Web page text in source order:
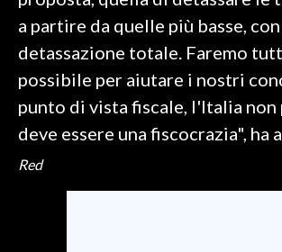
SARDEGNA TURISMO
#CARAUNIONE
a partire da quelle più basse, con
detassazione totale. Faremo
possibile per aiutare i nostri
punto di vista fiscale, l'Italia non
deve essere una fiscocrazia", ha
Red